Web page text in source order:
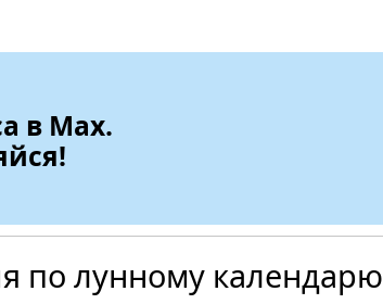
в Max.
по лунному календарю